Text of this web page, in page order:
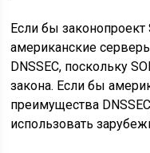
Если бы законопроект
американские
DNSSEC, поскольку
закона. Если бы
преимущества
использовать